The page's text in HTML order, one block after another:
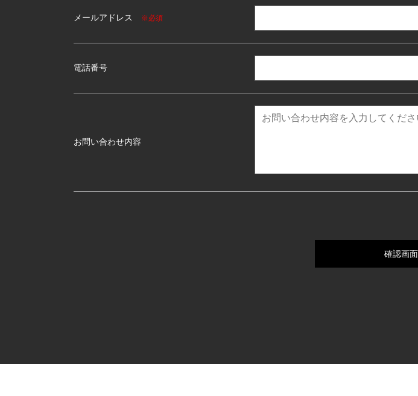
メールアドレス ※必須
電話番号
お問い合わせ内容